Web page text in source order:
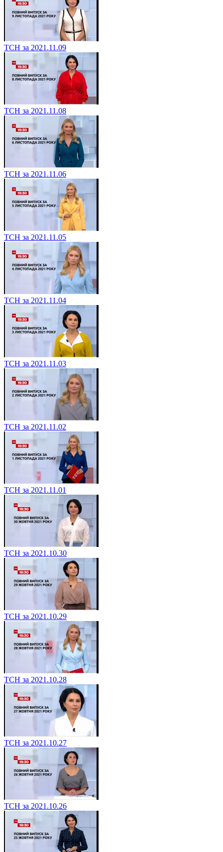
ТСН за 2021.11.09
ТСН за 2021.11.08
ТСН за 2021.11.06
ТСН за 2021.11.05
ТСН за 2021.11.04
ТСН за 2021.11.03
ТСН за 2021.11.02
ТСН за 2021.11.01
ТСН за 2021.10.30
ТСН за 2021.10.29
ТСН за 2021.10.28
ТСН за 2021.10.27
ТСН за 2021.10.26